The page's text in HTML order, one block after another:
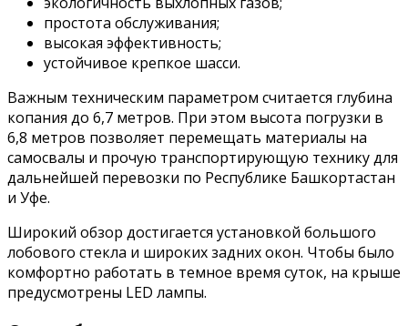
простота обслуживания;
высокая эффективность;
устойчивое крепкое шасси.
Важным техническим параметром считается глубина
копания до 6,7 метров. При этом высота погрузки в
6,8 метров позволяет перемещать материалы на
самосвалы и прочую транспортирующую технику для
дальнейшей перевозки по Республике Башкортастан
и Уфе.
Широкий обзор достигается установкой большого
лобового стекла и широких задних окон. Чтобы было
комфортно работать в темное время суток, на крыше
предусмотрены LED лампы.